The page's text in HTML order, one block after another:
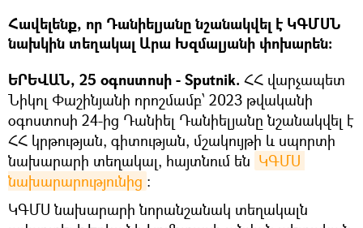
Հավելենք, որ Դանիելյանը նշանակվել է ԿԳՄՍՆ
նախկին տեղակալ Արա Խզմալյանի փոխարեն:
ԵՐԵՎԱՆ, 25 օգոստոսի - Sputnik. ՀՀ վարչապետ
Նիկոլ Փաշինյանի որոշմամբ՝ 2023 թվականի
օգոստոսի 24-ից Դանիել Դանիելյանը նշանակվել է
ՀՀ կրթության, գիտության, մշակույթի և սպորտի
նախարարի տեղակալ, հայտնում են ԿԳՄՍ
նախարարությունից ։
ԿԳՄՍ նախարարի նորանշանակ տեղակալն